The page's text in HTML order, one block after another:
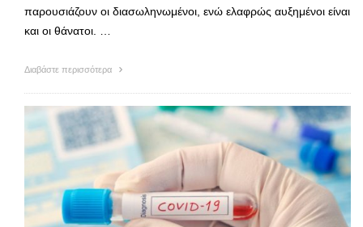
παρουσιάζουν οι διασωληνωμένοι, ενώ ελαφρώς αυξημένοι είναι
και οι θάνατοι. …
Διαβάστε περισσότερα